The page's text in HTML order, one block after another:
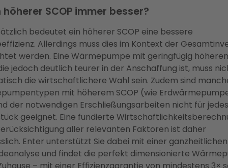
höherer SCOP immer besser?
bedeutet ein höherer SCOP eine bessere
Allerdings muss dies im Kontext der
werden. Eine Wärmepumpe mit geringfügig
jedoch deutlich teurer in der Anschaffung ist, muss
die wirtschaftlichere Wahl sein. Zudem sind
mit höherem SCOP (wie
der notwendigen Erschließungsarbeiten nicht für jedes
geeignet. Eine fundierte
aller relevanten Faktoren ist daher
Enter unterstützt Sie dabei mit einer ganzheitlichen
und findet die perfekt dimensionierte